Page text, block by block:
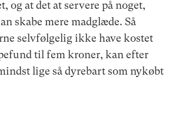
og at det at servere på noget,
skabe mere madglæde. Så
selvfølgelig ikke have kostet
til fem kroner, kan efter
lige så dyrebart som nykøbt